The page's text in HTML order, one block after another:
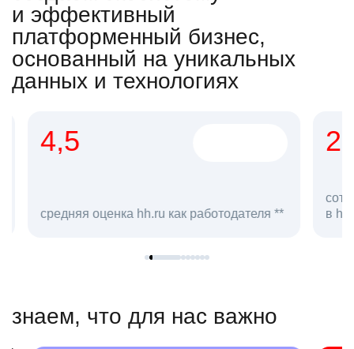
и эффективный
платформенный бизнес,
основанный на уникальных
данных и технологиях
4,5
средняя оценка hh.ru как работодателя **
в hh.ru
знаем, что для нас важно